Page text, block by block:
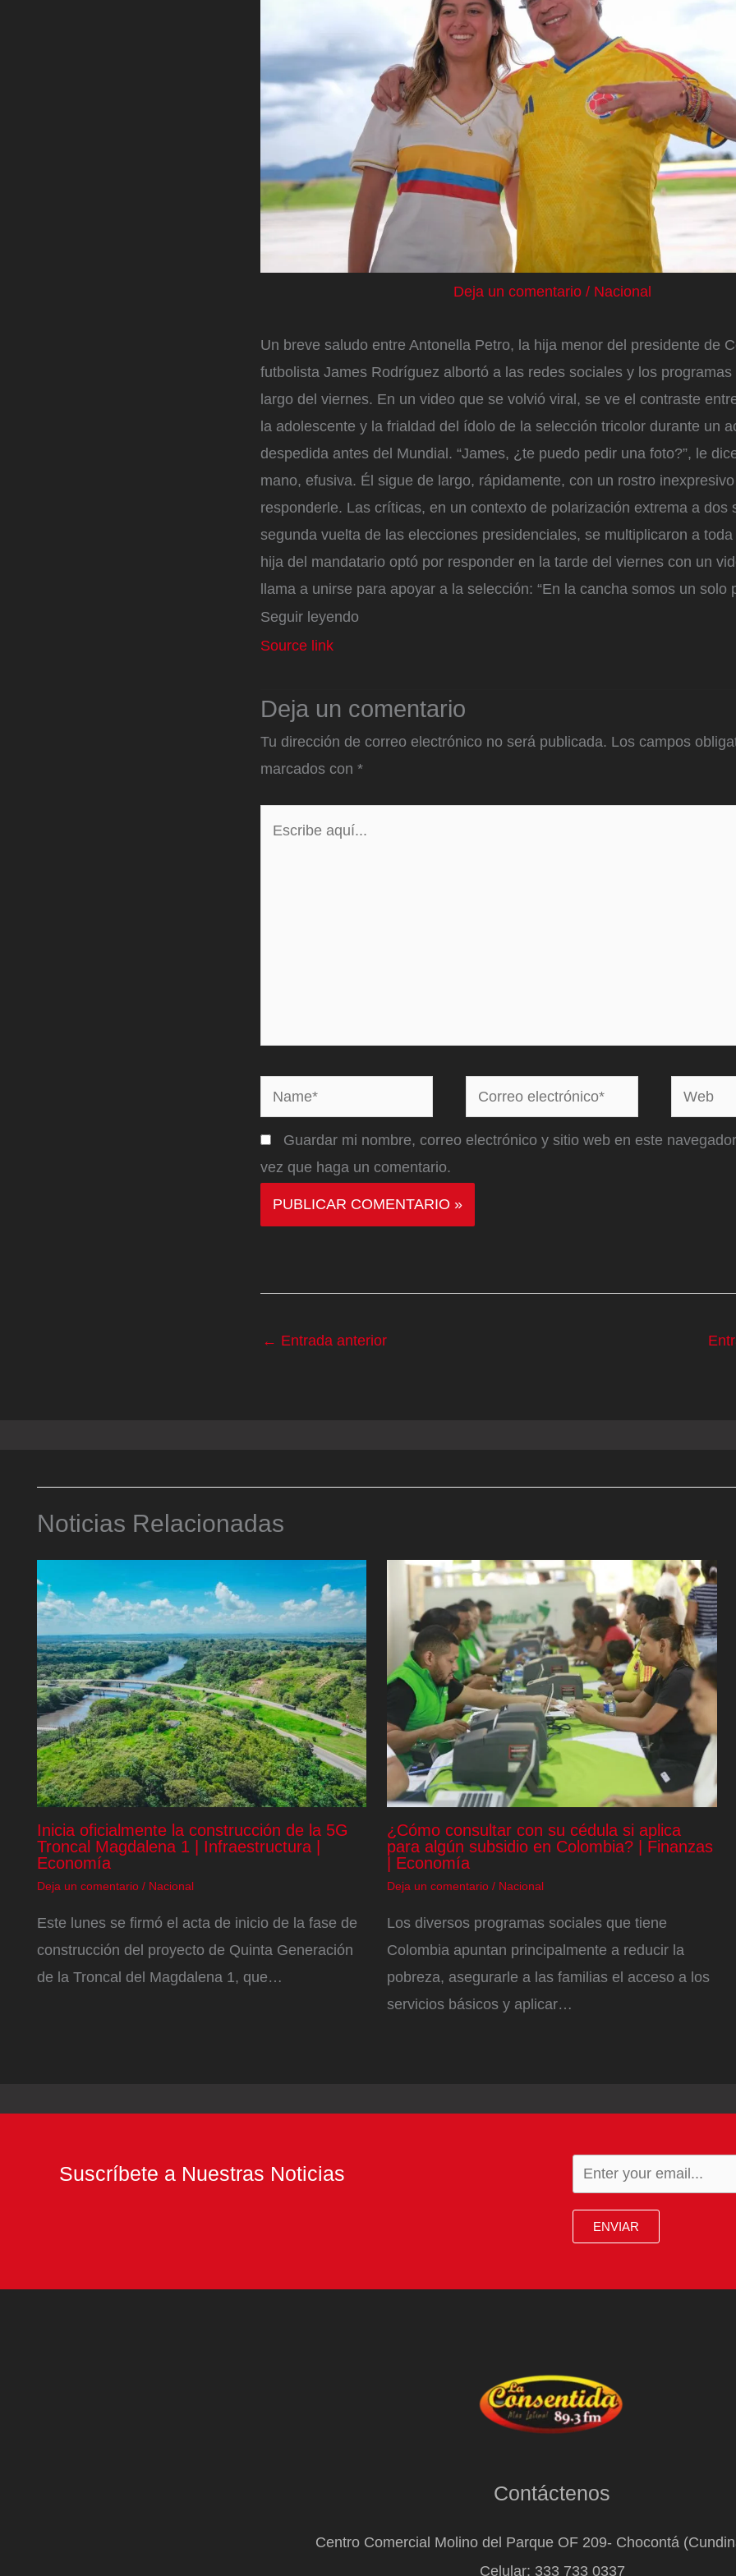
Deja un comentario / Nacional
Un breve saludo entre Antonella Petro, la hija menor del presidente de
futbolista James Rodríguez albortó a las redes sociales y los
largo del viernes. En un video que se volvió viral, se ve el contraste
la adolescente y la frialdad del ídolo de la selección tricolor durante un
despedida antes del Mundial. “James, ¿te puedo pedir una foto?”, le
mano, efusiva. Él sigue de largo, rápidamente, con un rostro
responderle. Las críticas, en un contexto de polarización extrema a dos
segunda vuelta de las elecciones presidenciales, se multiplicaron a
hija del mandatario optó por responder en la tarde del viernes con un
llama a unirse para apoyar a la selección: “En la cancha somos un solo
Seguir leyendo
Source link
Deja un comentario
Tu dirección de correo electrónico no será publicada. Los campos
marcados con *
Name*
Correo
electrónico*
Web
Guardar mi nombre, correo electrónico y sitio web en este
vez que haga un comentario.
← Entrada anterior
Noticias Relacionadas
Inicia oficialmente la construcción de la 5G
Troncal Magdalena 1 | Infraestructura |
Economía
Deja un comentario / Nacional
Este lunes se firmó el acta de inicio de la fase de
construcción del proyecto de Quinta Generación
de la Troncal del Magdalena 1, que…
¿Cómo consultar con su cédula si aplica
para algún subsidio en Colombia? | Finanzas
| Economía
Deja un comentario / Nacional
Los diversos programas sociales que tiene
Colombia apuntan principalmente a reducir la
pobreza, asegurarle a las familias el acceso a los
servicios básicos y aplicar…
Suscríbete a Nuestras Noticias
ENVIAR
Contáctenos
Centro Comercial Molino del Parque OF 209- Chocontá
Celular: 333 733 0337